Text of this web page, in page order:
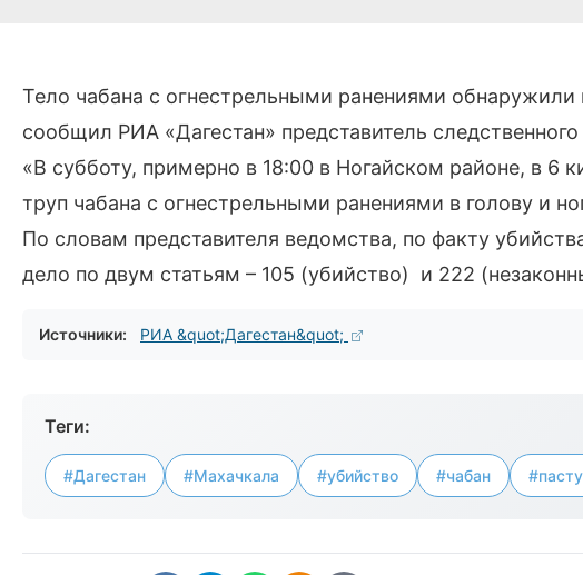
Тело чабана с огнестрельными ранениями обнаружили
сообщил РИА «Дагестан» представитель
«В субботу, примерно в 18:00 в Ногайском районе, в 6
труп чабана с огнестрельными ранениями в голову и
По словам представителя ведомства, по факту
дело по двум статьям – 105 (убийство) и 222
Источники: РИА &quot;Дагестан&quot;
Теги:
#Дагестан #Махачкала #убийство #чабан